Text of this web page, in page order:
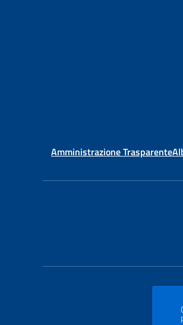
Amministrazione Trasparente